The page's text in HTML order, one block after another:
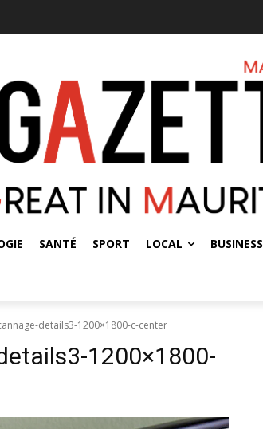
SANTÉ SPORT LOCAL BUSINESS
details3-1200×1800-c-center
1200×1800-